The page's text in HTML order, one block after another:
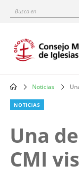
content
Busca
Main
Noticias
NOTICIAS
Una
CMI